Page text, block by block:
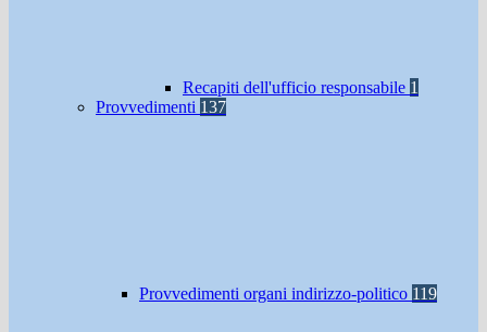
Recapiti dell'ufficio responsabile 1
Provvedimenti 137
Provvedimenti organi indirizzo-politico 119